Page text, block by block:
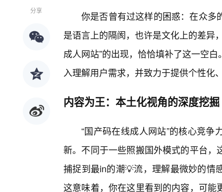
分享
你是否曾有过这样的困惑：在众多
是语言上的隔阂，也许是文化上的差异
成人网站”的出现，恰恰填补了这一空
入理解用户需求，并致力于提供个性化
内容为王：本土化视角的深度挖掘
“国产码在线成人网站”的核心竞
新。不同于一些照搬国外模式的平台
捕捉到最in的潮💡流，理解最微妙的情
这意味着，你在这里看到的内容，可